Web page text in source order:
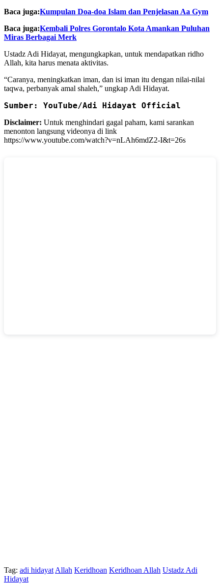
Baca juga:Kumpulan Doa-doa Islam dan Penjelasan Aa Gym
Baca juga:Kembali Polres Gorontalo Kota Amankan Puluhan
Miras Berbagai Merk
Ustadz Adi Hidayat, mengungkapkan, untuk mendapatkan ridho
Allah, kita harus menata aktivitas.
“Caranya, meningkatkan iman, dan isi iman itu dengan nilai-nilai
taqwa, perbanyak amal shaleh,” ungkap Adi Hidayat.
Sumber: YouTube/Adi Hidayat Official
Disclaimer: Untuk menghindari gagal paham, kami sarankan
menonton langsung videonya di link
https://www.youtube.com/watch?v=nLAh6mdZ2-I&t=26s
Tag: adi hidayat Allah Keridhoan Keridhoan Allah Ustadz Adi
Hidayat